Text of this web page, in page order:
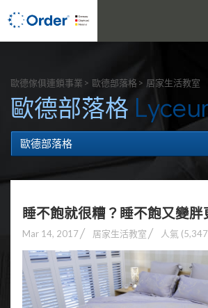
歐德傢俱連鎖事業 歐德部落格 居家生活教室
歐德部落格
歐德部落格
睡不飽就很糟？睡不飽又變胖
Mar 14, 2017 居家生活教室 人氣